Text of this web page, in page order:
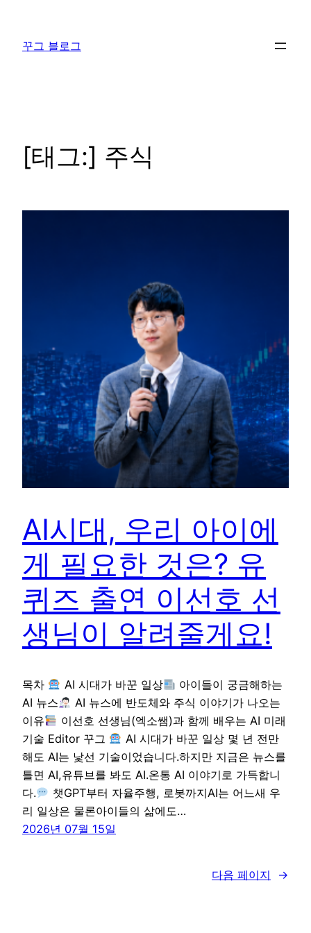
꾸그 블로그
[태그:] 주식
AI시대, 우리 아이에
게 필요한 것은? 유
퀴즈 출연 이선호 선
생님이 알려줄게요!
목차 AI 시대가 바꾼 일상
아이들이 궁금해하는
AI 뉴스
AI 뉴스에 반도체와 주식 이야기가 나오는
이유
이선호 선생님(엑소쌤)과 함께 배우는 AI 미래
기술 Editor 꾸그
AI 시대가 바꾼 일상 몇 년 전만
해도 AI는 낯선 기술이었습니다.하지만 지금은 뉴스를
틀면 AI,유튜브를 봐도 AI.온통 AI 이야기로 가득합니
다.
챗GPT부터 자율주행, 로봇까지AI는 어느새 우
리 일상은 물론아이들의 삶에도…
2026년 07월 15일
다음 페이지 →